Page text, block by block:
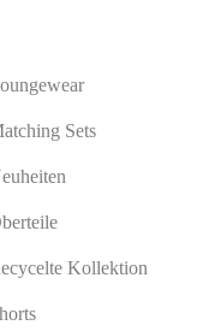
Sets
Kollektion